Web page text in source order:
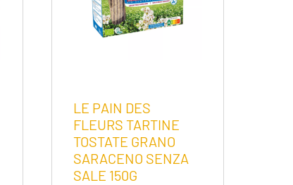
LE PAIN DES
FLEURS TARTINE
TOSTATE GRANO
SARACENO SENZA
SALE 150G